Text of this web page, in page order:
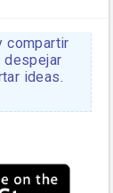
compartir
despejar
ideas.